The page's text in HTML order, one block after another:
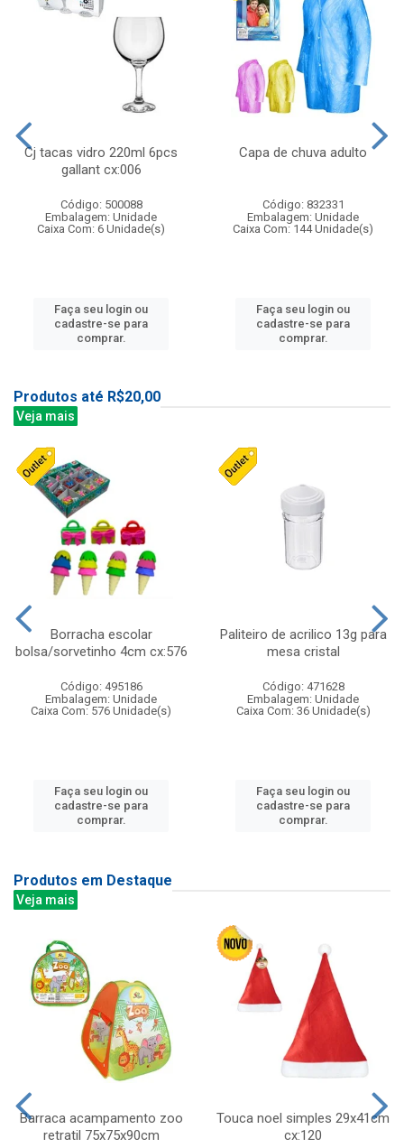
Cj tacas vidro 220ml 6pcs
gallant cx:006
Código: 500088
Embalagem: Unidade
Caixa Com: 6 Unidade(s)
Faça seu login ou
cadastre-se para
comprar.
Capa de chuva adulto
Código: 832331
Embalagem: Unidade
Caixa Com: 144 Unidade(s)
Faça seu login ou
cadastre-se para
comprar.
Produtos até R$20,00
Veja mais
Borracha escolar
bolsa/sorvetinho 4cm cx:576
Código: 495186
Embalagem: Unidade
Caixa Com: 576 Unidade(s)
Faça seu login ou
cadastre-se para
comprar.
Paliteiro de acrilico 13g para
mesa cristal
Código: 471628
Embalagem: Unidade
Caixa Com: 36 Unidade(s)
Faça seu login ou
cadastre-se para
comprar.
Produtos em Destaque
Veja mais
Barraca acampamento zoo
retratil 75x75x90cm
Touca noel simples 29x41cm
cx:120